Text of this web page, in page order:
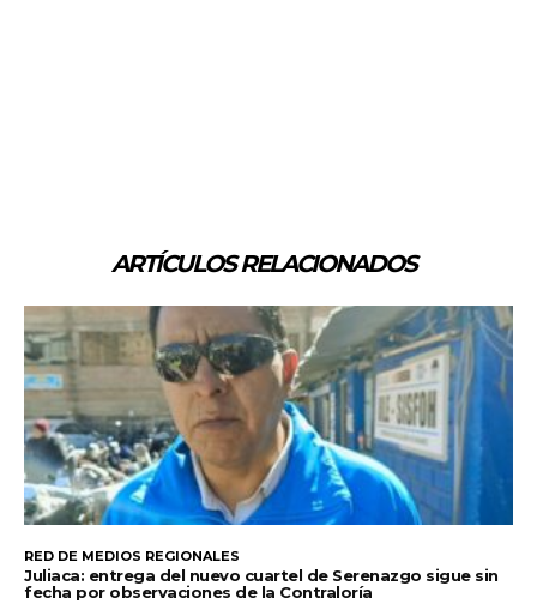
ARTÍCULOS RELACIONADOS
RED DE MEDIOS REGIONALES
Juliaca: entrega del nuevo cuartel de Serenazgo sigue sin
fecha por observaciones de la Contraloría